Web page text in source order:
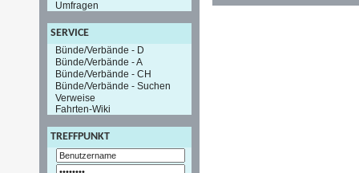
Umfragen
SERVICE
Bünde/Verbände - D
Bünde/Verbände - A
Bünde/Verbände - CH
Bünde/Verbände - Suchen
Verweise
Fahrten-Wiki
TREFFPUNKT